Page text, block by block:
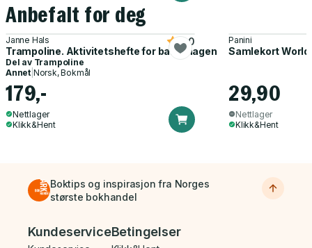
Anbefalt for deg
Janne Hals
Trampoline. Aktivitetshefte for barnehagen
5.0
Del av Trampoline
Annet Norsk, Bokmål
179,-
Nettlager
Klikk&Hent
Panini
Samlekort
29,90
Nettlager
Klikk&Hent
Boktips og inspirasjon fra Norges
største bokhandel
Bunnmeny
KundeserviceBetingelser